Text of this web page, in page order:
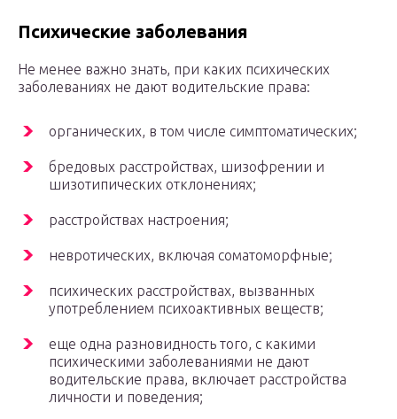
Психические заболевания
Не менее важно знать, при каких психических
заболеваниях не дают водительские права:
органических, в том числе симптоматических;
бредовых расстройствах, шизофрении и
шизотипических отклонениях;
расстройствах настроения;
невротических, включая соматоморфные;
психических расстройствах, вызванных
употреблением психоактивных веществ;
еще одна разновидность того, с какими
психическими заболеваниями не дают
водительские права, включает расстройства
личности и поведения;